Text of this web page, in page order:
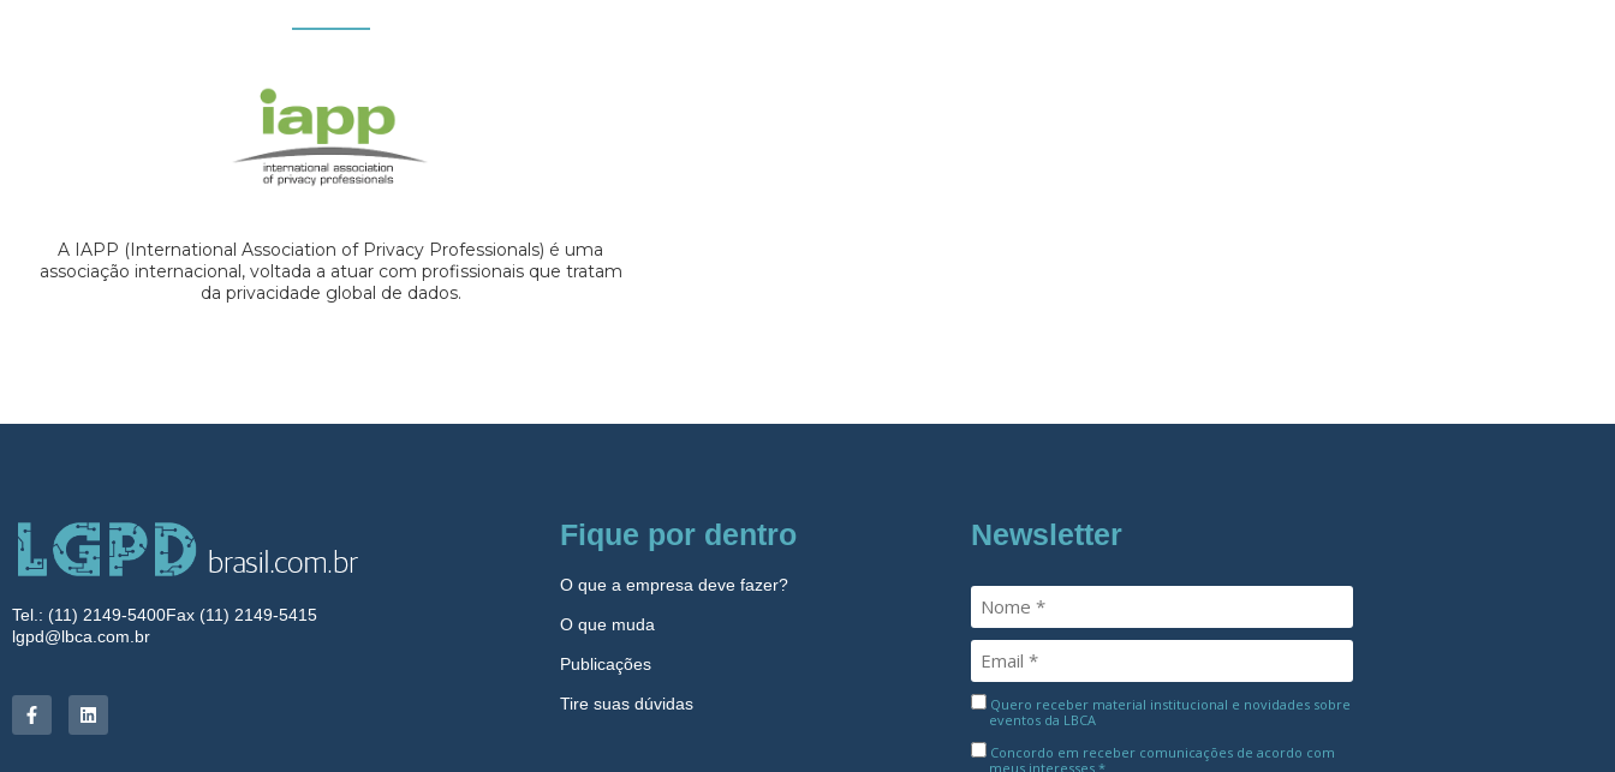
A IAPP (International Association of Privacy Professionals) é uma
associação internacional, voltada a atuar com profissionais que tratam
da privacidade global de dados.
Tel.: (11) 2149-5400Fax (11) 2149-5415
lgpd@lbca.com.br
Fique por dentro
O que a empresa deve fazer?
O que muda
Publicações
Tire suas dúvidas
Newsletter
Quero receber material institucional e novidades sobre
eventos da LBCA
Concordo em receber comunicações de acordo com
meus interesses.*